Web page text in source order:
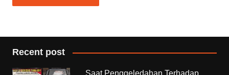
Recent post
Saat Penggeledahan Terhadap